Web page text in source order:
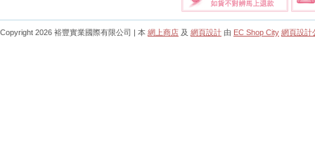
Copyright 2026 裕豐實業國際有限公司 | 本 網上商店 及 網頁設計 由 EC Shop City 網頁設計